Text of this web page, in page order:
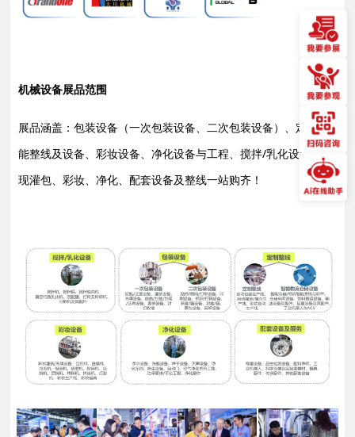
机械设备展品范围
展品涵盖：包装设备（一次包装设备、二次包装设备）、定制智
能整线及设备、彩妆设备、净化设备与工程、搅拌/乳化设备，实
现灌包、彩妆、净化、配套设备及整线一站购齐！